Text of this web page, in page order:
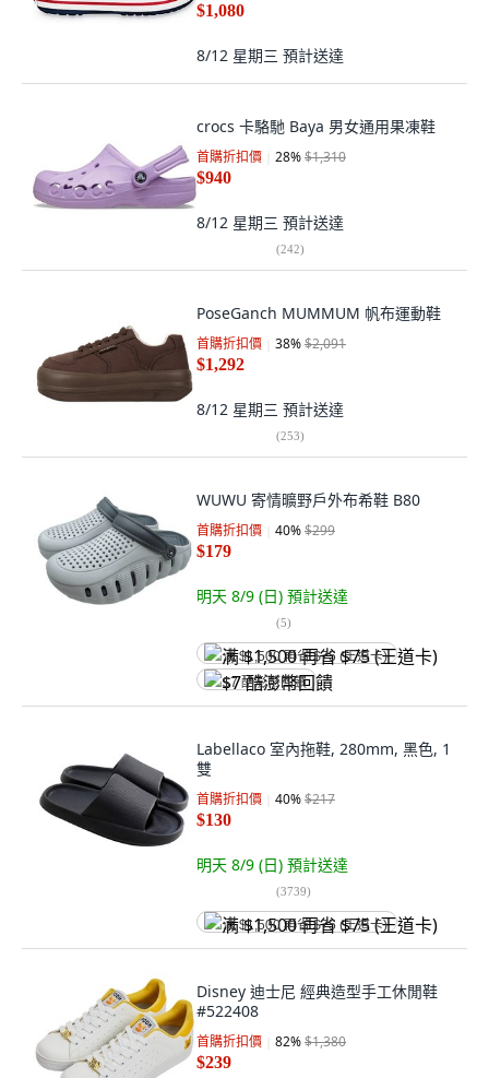
$1,080
8/12 星期三 預計送達
crocs 卡駱馳 Baya 男女通用果凍鞋
首購折扣價 28%$1,310
$940
8/12 星期三 預計送達
(242)
PoseGanch MUMMUM 帆布運動鞋
首購折扣價 38%$2,091
$1,292
8/12 星期三 預計送達
(253)
WUWU 寄情曠野戶外布希鞋 B80
首購折扣價 40%$299
$179
明天 8/9 (日) 預計送達
(5)
满 $1,500 再省 $75 (王道卡)
$7 酷澎幣回饋
Labellaco 室內拖鞋, 280mm, 黑色, 1
雙
首購折扣價 40%$217
$130
明天 8/9 (日) 預計送達
(3739)
满 $1,500 再省 $75 (王道卡)
Disney 迪士尼 經典造型手工休閒鞋
#522408
首購折扣價 82%$1,380
$239